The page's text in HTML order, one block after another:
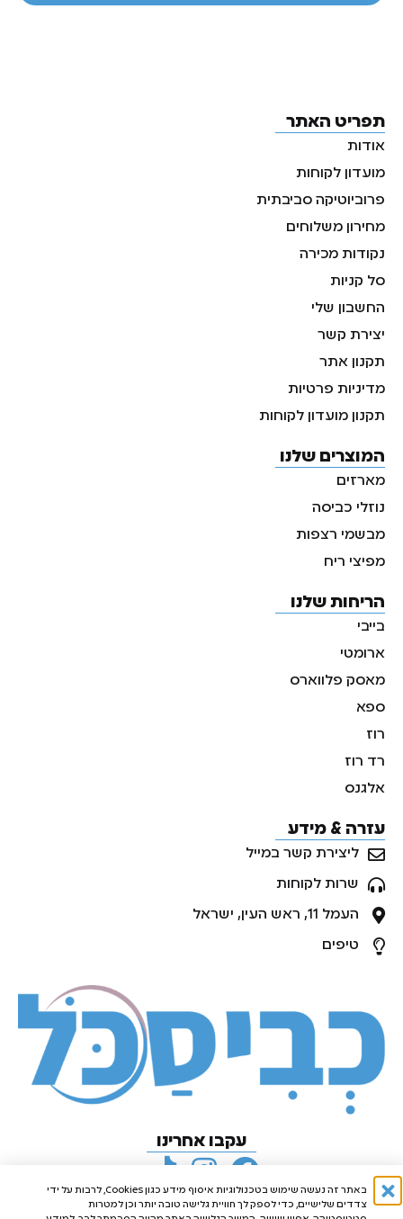
תפריט האתר
אודות
מועדון לקוחות
פרוביוטיקה סביבתית
מחירון משלוחים
נקודות מכירה
סל קניות
החשבון שלי
יצירת קשר
תקנון אתר
מדיניות פרטיות
תקנון מועדון לקוחות
המוצרים שלנו
מארזים
נוזלי כביסה
מבשמי רצפות
מפיצי ריח
הריחות שלנו
בייבי
ארומטי
מאסק פלווארס
ספא
רוז
רד רוז
אלגנס
עזרה & מידע
ליצירת קשר במייל
שרות לקוחות
העמל 11, ראש העין, ישראל
טיפים
עקבו אחרינו
באתר זה נעשה שימוש בטכנולוגיות איסוף מידע כגון Cookies, לרבות על ידי
צדדים שלישיים, כדי לספק לך חוויית גלישה טובה יותר וכן למטרות